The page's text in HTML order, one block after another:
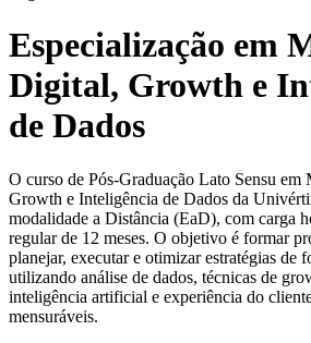
Especialização em
Digital, Growth e
de Dados
O curso de Pós-Graduação Lato Sensu
Growth e Inteligência de Dados da
modalidade a Distância (EaD), com carga
regular de 12 meses. O objetivo é formar
planejar, executar e otimizar estratégias de
utilizando análise de dados, técnicas de
inteligência artificial e experiência do
mensuráveis.